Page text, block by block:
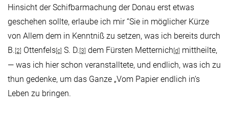
Hinsicht der Schifbarmachung der Donau erst etwas
geschehen sollte, erlaube ich mir “Sie in möglicher Kürze
von Allem dem in Kenntniß zu setzen, was ich bereits durch
B. [2] Ottenfels [c] S. D. [3] dem Fürsten Metternich [d]
mittheilte,
— was ich hier schon veranstalltete, und endlich, was ich zu
thun gedenke, um das Ganze „Vom Papier endlich in‘s
Leben zu bringen.